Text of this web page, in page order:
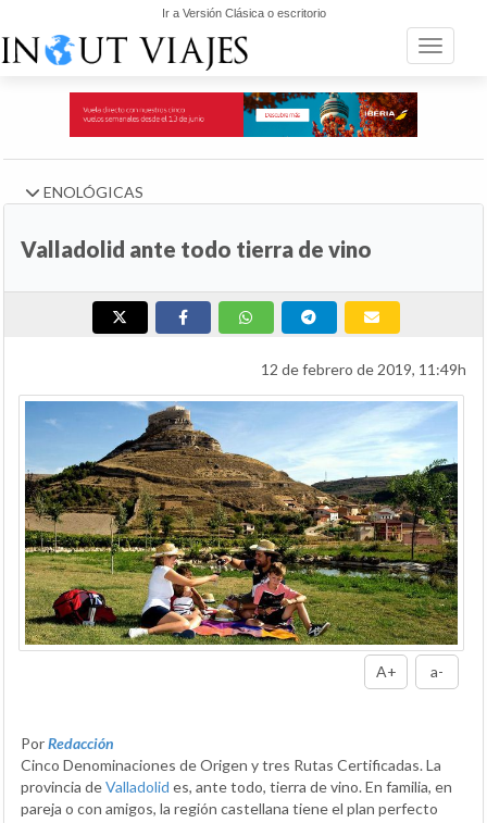
Ir a Versión Clásica o escritorio
Toggle
ENOLÓGICAS
Valladolid ante todo tierra de vino
12 de febrero de 2019, 11:49h
A+ a-
PorRedacción
Cinco Denominaciones de Origen y tres Rutas Certificadas. La
provincia deValladolid es, ante todo, tierra de vino. En familia, en
pareja o con amigos, la región castellana tiene el plan perfecto